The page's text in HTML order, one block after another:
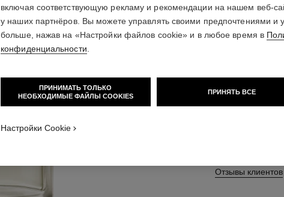
ALLURE
Cologne –
Отзывы клиентов
включая соответствующую рекламу и рекомендации на нашем веб-
у наших партнёров. Вы можете управлять своими предпочтениями и
больше, нажав на «Настройки файлов cookie» и в любое время в
конфиденциальности
ПРИНИМАТЬ ТОЛЬКО
НЕОБХОДИМЫЕ ФАЙЛЫ COOKIES
ПРИНЯТЬ ВСЕ
Настройки Cookie